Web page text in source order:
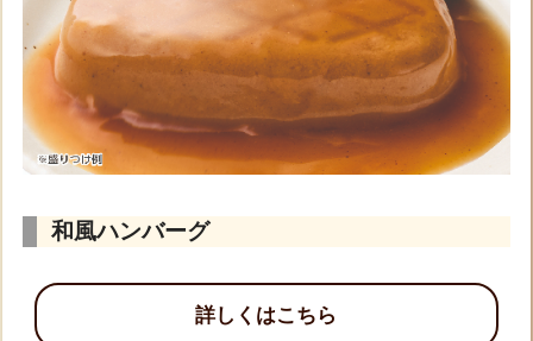
和風ハンバーグ
詳しくはこちら